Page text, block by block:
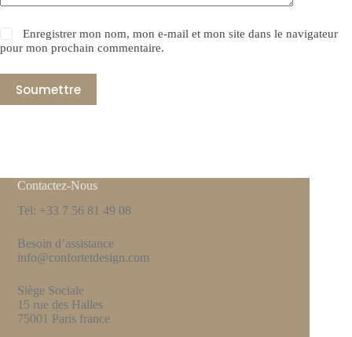
Enregistrer mon nom, mon e-mail et mon site dans le navigateur
pour mon prochain commentaire.
Soumettre
Contactez-Nous
Tel: +33 7 56 81 49 08
Besoin d’assistance
info@confortetdesign.com
Siège Sociale
15 rue des Halles
75001 Paris france